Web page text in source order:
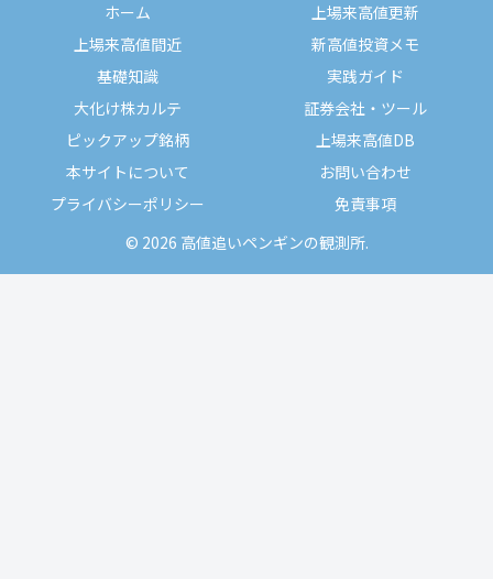
ホーム
上場来高値更新
上場来高値間近
新高値投資メモ
基礎知識
実践ガイド
大化け株カルテ
証券会社・ツール
ピックアップ銘柄
上場来高値DB
本サイトについて
お問い合わせ
プライバシーポリシー
免責事項
© 2026 高値追いペンギンの観測所.